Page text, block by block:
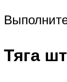
Тяга